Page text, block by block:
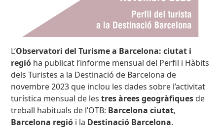
L’Observatori del Turisme a Barcelona: ciutat i
regió ha publicat l’informe mensual del Perfil i Hàbits
dels Turistes a la Destinació de Barcelona de
novembre 2023 que inclou les dades sobre l’activitat
turística mensual de lestres àrees geogràfiques de
treball habituals de l’OTB: Barcelona ciutat,
Barcelona regió i la Destinació Barcelona.